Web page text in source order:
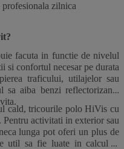
profesionala zilnica
facuta in functie de nivelul
si confortul necesar pe durata
traficului, utilajelor sau
sa aiba benzi reflectorizante
cald, tricourile polo HiVis cu
Pentru activitati in exterior sau
lunga pot oferi un plus de
util sa fie luate in calcul si